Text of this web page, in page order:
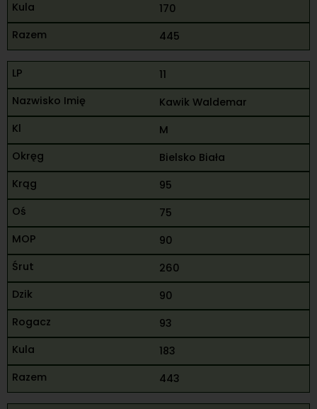
170
445
11
Kawik Waldemar
M
Bielsko Biała
95
75
90
260
90
93
183
443